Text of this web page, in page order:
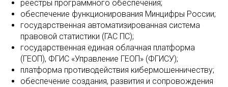
реестры программного обеспечения;
обеспечение функционирования Минцифры России;
государственная автоматизированная система
правовой статистики (ГАС ПС);
государственная единая облачная платформа
(ГЕОП), ФГИС «Управление ГЕОП» (ФГИСУ);
платформа противодействия кибермошенничеству;
обеспечение создания, развития и сопровождения